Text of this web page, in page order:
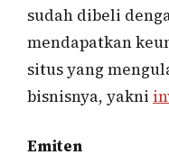
sudah dibeli
mendapatkan
situs yang
bisnisnya, yakni
Emiten